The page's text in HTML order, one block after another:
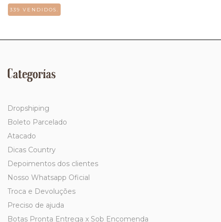
339 VENDIDOS.
Categorías
Dropshiping
Boleto Parcelado
Atacado
Dicas Country
Depoimentos dos clientes
Nosso Whatsapp Oficial
Troca e Devoluções
Preciso de ajuda
Botas Pronta Entrega x Sob Encomenda